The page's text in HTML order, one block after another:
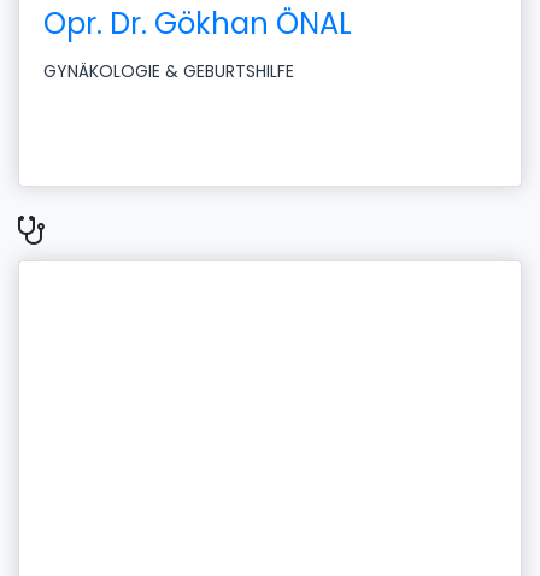
Opr. Dr. Gökhan ÖNAL
GYNÄKOLOGIE & GEBURTSHILFE